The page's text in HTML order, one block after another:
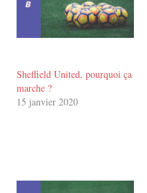
Sheffield United, pourquoi ça
marche ?
15 janvier 2020